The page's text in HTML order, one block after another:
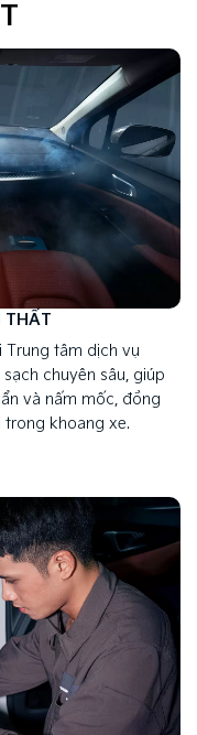
THẤT
Trung tâm dịch vụ
chuyên sâu, giúp
và nấm mốc, đồng
trong khoang xe.